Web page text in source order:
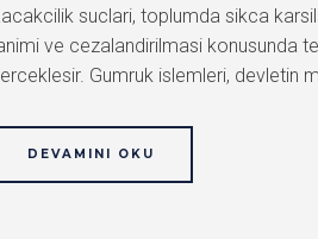
suclari, toplumda sikca
ve cezalandirilmasi konusunda
Gumruk islemleri, devletin
DEVAMINI OKU